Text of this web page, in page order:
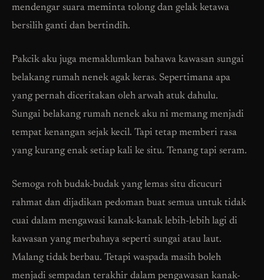
mendengar suara meminta tolong dan gelak ketawa
bersilih ganti dan bertindih.
Pakcik aku juga memaklumkan bahawa kawasan sungai
belakang rumah nenek agak keras. Sepertimana apa
yang pernah diceritakan oleh arwah atuk dahulu.
Sungai belakang rumah nenek aku ni memang menjadi
tempat kenangan sejak kecil. Tapi tetap memberi rasa
yang kurang enak setiap kali ke situ. Tenang tapi seram.
Semoga roh budak-budak yang lemas situ dicucuri
rahmat dan dijadikan pedoman buat semua untuk tidak
cuai dalam mengawasi kanak-kanak lebih-lebih lagi di
kawasan yang merbahaya seperti sungai atau laut.
Malang tidak berbau. Tetapi waspada masih boleh
menjadi sempadan terakhir dalam pengawasan kanak-